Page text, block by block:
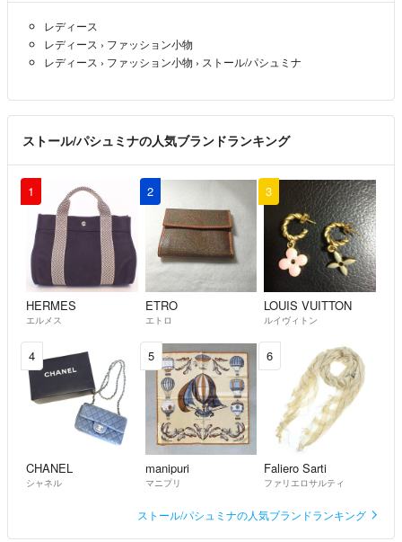
レディース
レディース › ファッション小物
レディース › ファッション小物 › ストール/パシュミナ
ストール/パシュミナの人気ブランドランキング
1
HERMES
エルメス
2
ETRO
エトロ
3
LOUIS VUITTON
ルイヴィトン
4
CHANEL
シャネル
5
manipuri
マニプリ
6
Faliero Sarti
ファリエロサルティ
ストール/パシュミナの人気ブランドランキング